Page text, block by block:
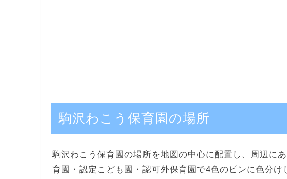
駒沢わこう保育園の場所
駒沢わこう保育園の場所を地図の中心に配置し、周辺に
育園・認定こども園・認可外保育園で4色のピンに色分け